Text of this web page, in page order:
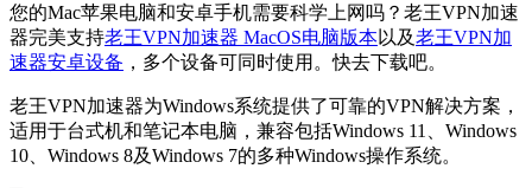
您的Mac苹果电脑和安卓手机需要科学上网吗？老王VPN加速
器完美支持老王VPN加速器 MacOS电脑版本以及老王VPN加
速器安卓设备 ，多个设备可同时使用。快去下载吧。
老王VPN加速器为Windows系统提供了可靠的VPN解决方案，
适用于台式机和笔记本电脑，兼容包括Windows 11、Windows
10、Windows 8及Windows 7的多种Windows操作系统。